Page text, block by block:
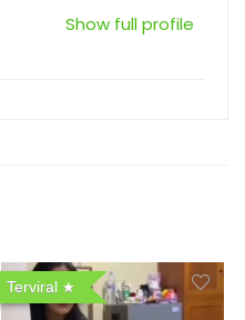
Show full profile
Terviral